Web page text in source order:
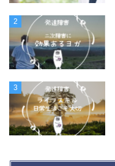
2
3